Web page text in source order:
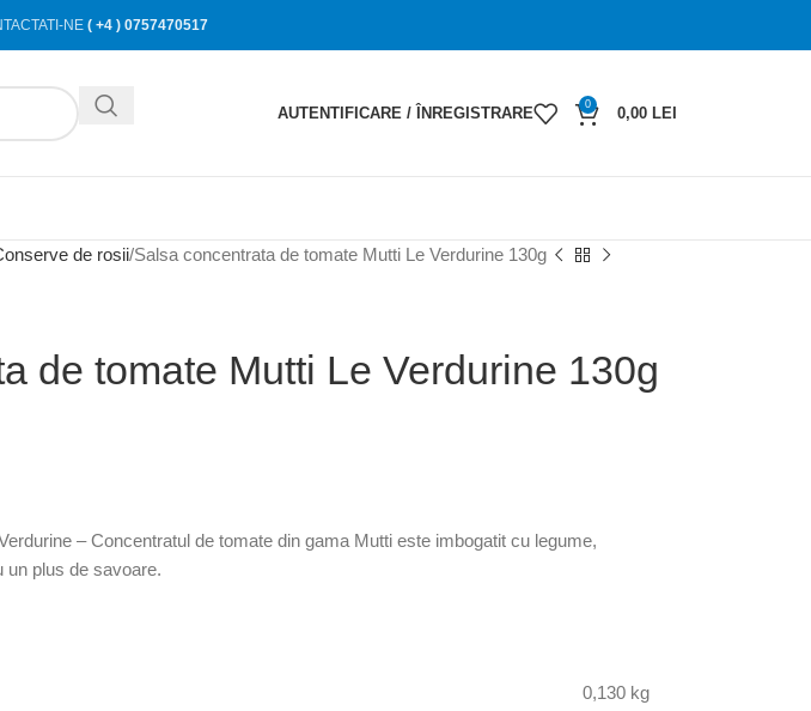
NE ( +4 ) 0757470517
AUTENTIFICARE / ÎNREGISTRARE
0
0,00 LEI
de rosii Salsa concentrata de tomate Mutti Le Verdurine 130g
de tomate Mutti Le Verdurine 130g
– Concentratul de tomate din gama Mutti este imbogatit cu legume,
un plus de savoare.
0,130 kg